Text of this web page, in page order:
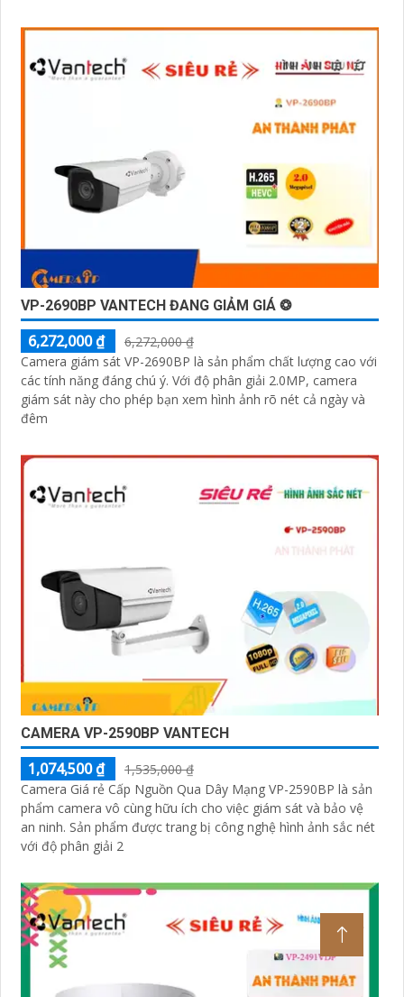
VP-2690BP VANTECH ĐANG GIẢM GIÁ ❂
6,272,000 ₫
6,272,000 ₫
Camera giám sát VP-2690BP là sản phẩm chất lượng cao với
các tính năng đáng chú ý. Với độ phân giải 2.0MP, camera
giám sát này cho phép bạn xem hình ảnh rõ nét cả ngày và
đêm
CAMERA VP-2590BP VANTECH
1,074,500 ₫
1,535,000 ₫
Camera Giá rẻ Cấp Nguồn Qua Dây Mạng VP-2590BP là sản
phẩm camera vô cùng hữu ích cho việc giám sát và bảo vệ
an ninh. Sản phẩm được trang bị công nghệ hình ảnh sắc nét
với độ phân giải 2